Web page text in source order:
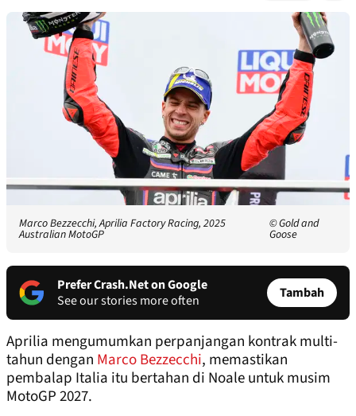
Marco Bezzecchi, Aprilia Factory Racing, 2025
Australian MotoGP
© Gold and
Goose
Prefer Crash.Net on Google
See our stories more often
Tambah
Aprilia mengumumkan perpanjangan kontrak multi-
tahun dengan Marco Bezzecchi, memastikan
pembalap Italia itu bertahan di Noale untuk musim
MotoGP 2027.